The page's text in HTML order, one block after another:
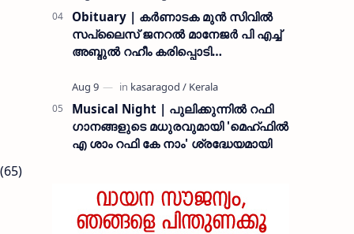
Obituary | കർണാടക മുൻ സിവില്‍
സപ്ലൈസ് ജനറൽ മാനേജർ പി എച്ച്
അബ്ദുൽ റഹീം കരിപ്പൊടി
Musical Night | പുലിക്കുന്നിൽ റഫി
ഗാനങ്ങളുടെ മധുരവുമായി 'മെഹ്ഫിൽ
എ ശാം റഫി കേ നാം' ശ്രദ്ധേയമായി